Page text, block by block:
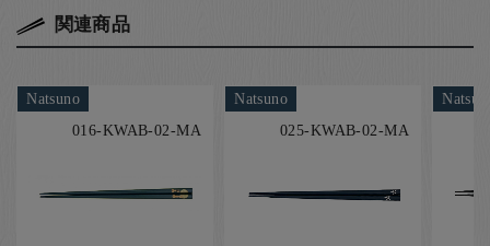
関連商品
Natsuno
016-KWAB-02-MA
Natsuno
025-KWAB-02-MA